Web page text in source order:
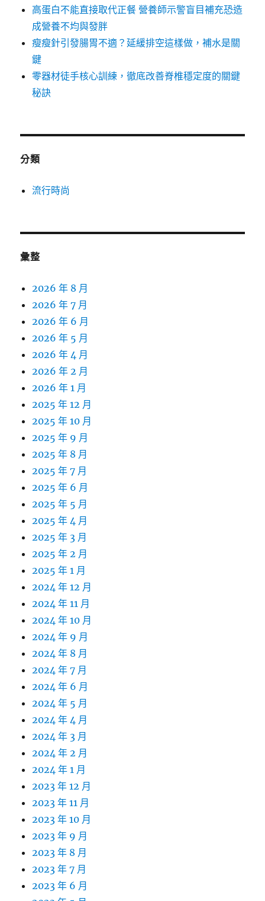
高蛋白不能直接取代正餐 營養師示警盲目補充恐造
成營養不均與發胖
瘦瘦針引發腸胃不適？延緩排空這樣做，補水是關
鍵
零器材徒手核心訓練，徹底改善脊椎穩定度的關鍵
秘訣
分類
流行時尚
彙整
2026 年 8 月
2026 年 7 月
2026 年 6 月
2026 年 5 月
2026 年 4 月
2026 年 2 月
2026 年 1 月
2025 年 12 月
2025 年 10 月
2025 年 9 月
2025 年 8 月
2025 年 7 月
2025 年 6 月
2025 年 5 月
2025 年 4 月
2025 年 3 月
2025 年 2 月
2025 年 1 月
2024 年 12 月
2024 年 11 月
2024 年 10 月
2024 年 9 月
2024 年 8 月
2024 年 7 月
2024 年 6 月
2024 年 5 月
2024 年 4 月
2024 年 3 月
2024 年 2 月
2024 年 1 月
2023 年 12 月
2023 年 11 月
2023 年 10 月
2023 年 9 月
2023 年 8 月
2023 年 7 月
2023 年 6 月